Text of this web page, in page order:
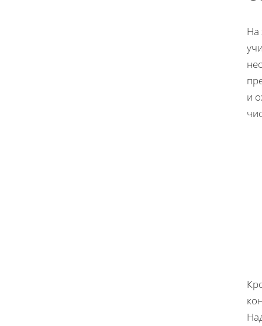
На
и